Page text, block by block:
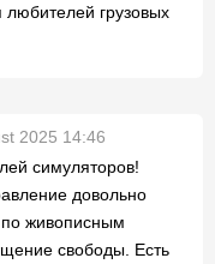
грузовых
2025 14:46
симуляторов!
довольно
по живописным
свободы. Есть